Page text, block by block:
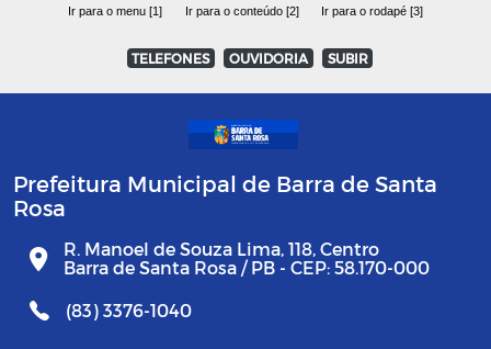
Ir para o menu [1] Ir para o conteúdo [2] Ir para o rodapé [3]
TELEFONES OUVIDORIA SUBIR
Prefeitura Municipal de Barra de Santa
Rosa
R. Manoel de Souza Lima, 118, Centro
Barra de Santa Rosa / PB - CEP: 58.170-000
(83) 3376-1040